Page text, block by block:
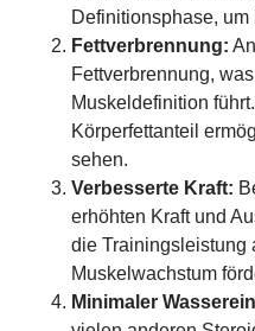
Definitionsphase,
Fettverbrennung:
Fettverbrennung,
Muskeldefinition
Körperfettanteil
sehen.
Verbesserte Kraft:
erhöhten Kraft und
die Trainingsleistung
Muskelwachstum
Minimaler